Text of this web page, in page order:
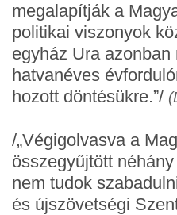
megalapítják a
politikai viszonyok
egyház Ura
hatvanéves
hozott döntésükre.”/
/„Végigolvasva a
összegyűjtött
nem tudok
és újszövetségi